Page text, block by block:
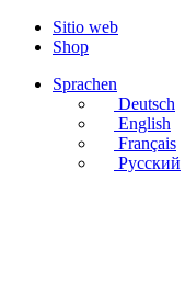
Sitio web
Shop
Sprachen
Deutsch
English
Français
Русский